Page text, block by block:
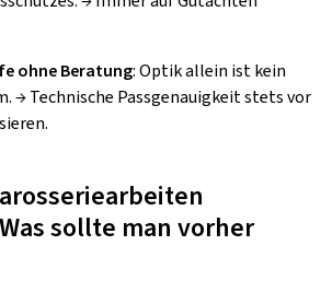
ohne Beratung: Optik allein ist kein
→ Technische Passgenauigkeit stets vor
sollte man vorher